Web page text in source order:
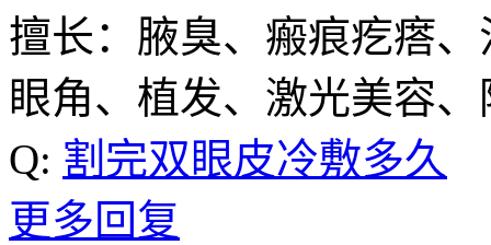
擅长：腋臭、瘢痕疙瘩
眼角、植发、激光美容
Q: 割完双眼皮冷敷多久
更多回复